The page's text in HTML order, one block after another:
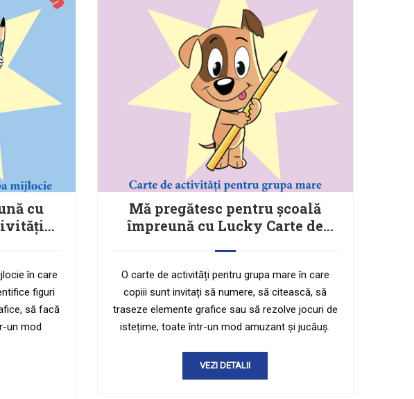
cu
în care
figuri
să facă
un mod
Mă pregătesc pentru școală
împreună cu Lucky Carte de
O carte de activități pentru grupa mare în care
copiii sunt invitați să numere, să citească, să
traseze elemente grafice sau să rezolve jocuri de
istețime, toate într-un mod amuzant și jucăuș.
VEZI DETALII